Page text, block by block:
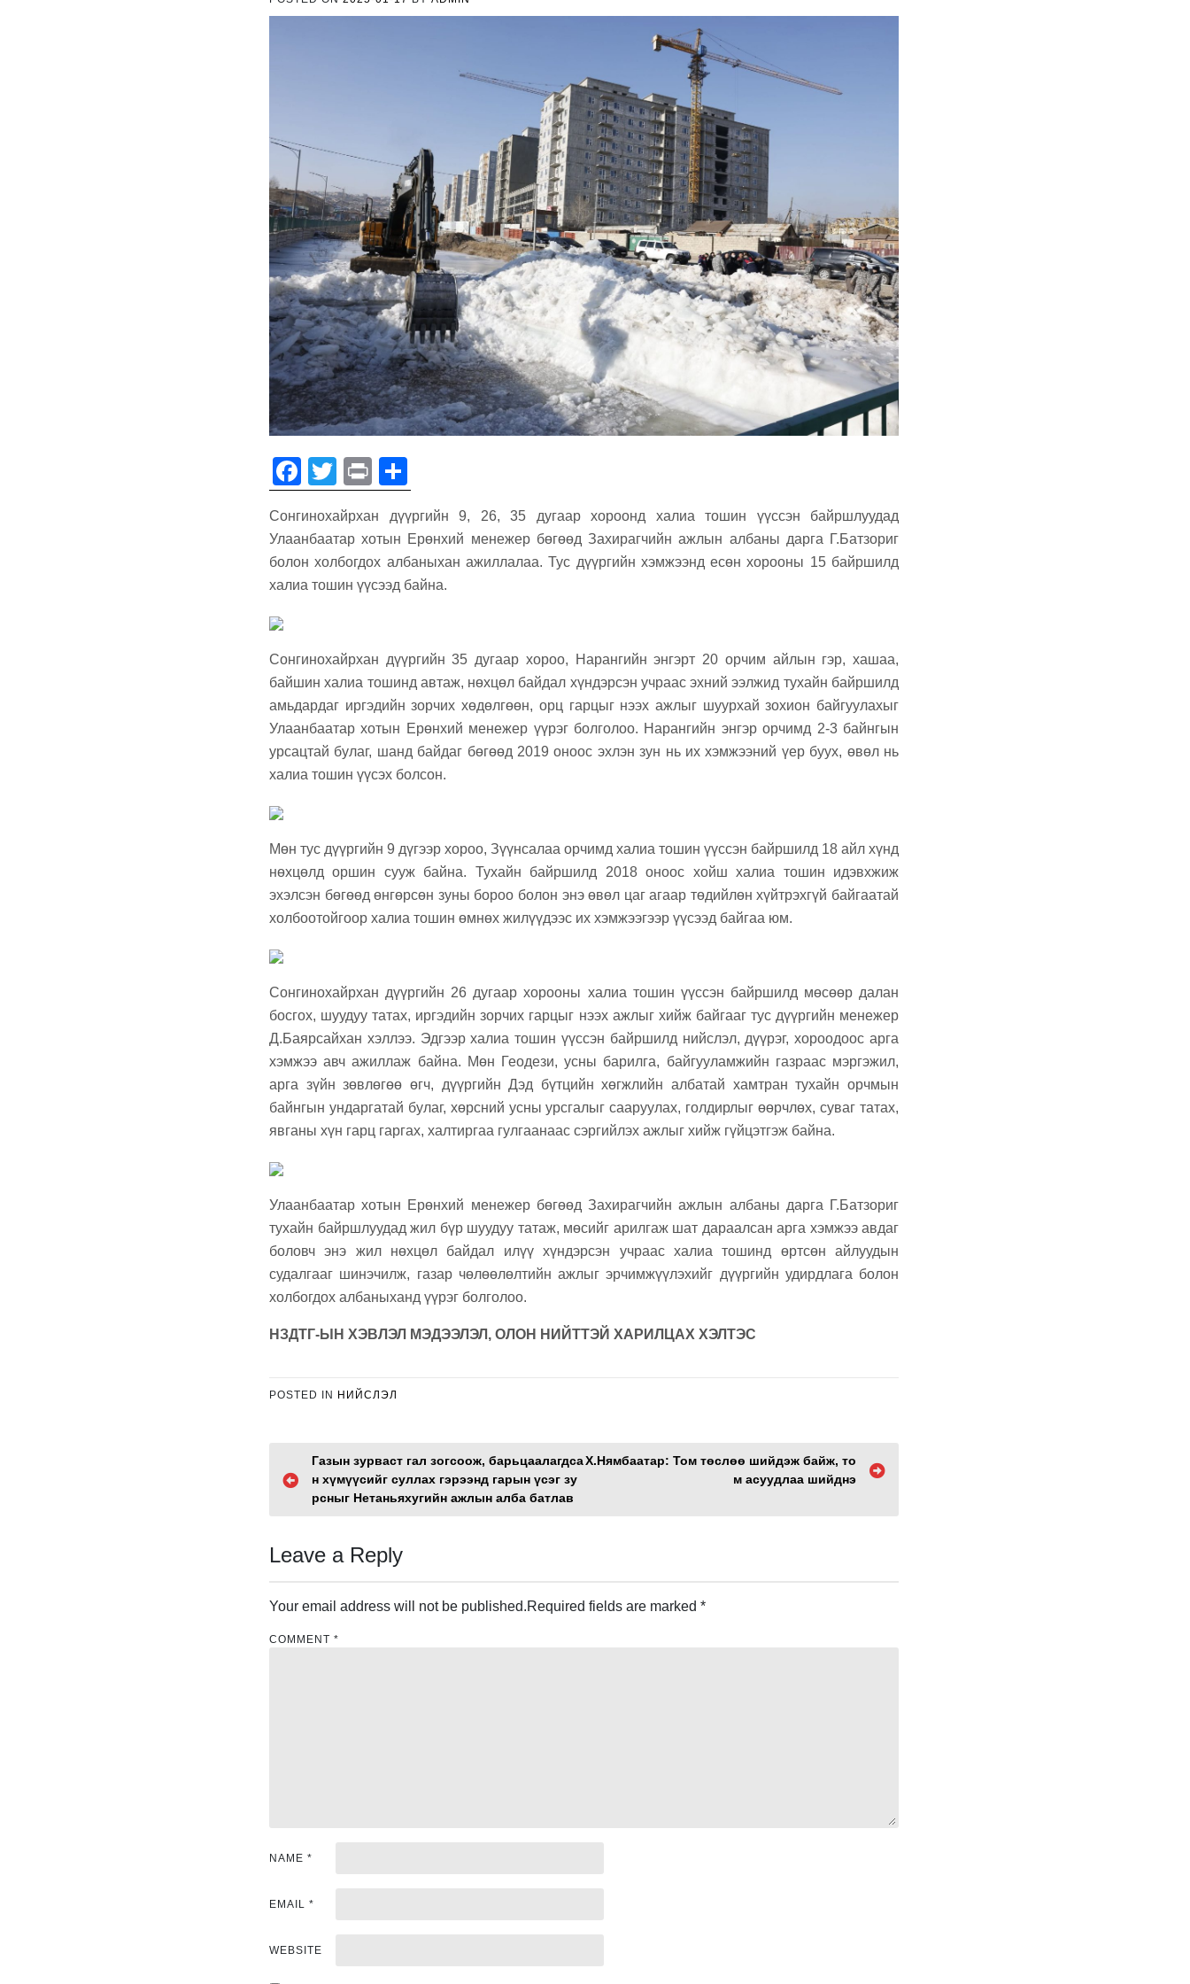
F
a
c
e
b
k
T
wi
tt
er
Pr
in
t
h
ar
e
Сонгинохайрхан дүүргийн 9, 26, 35 дугаар хороонд халиа тошин үүссэн байршлуудад
Улаанбаатар хотын Ерөнхий менежер бөгөөд Захирагчийн ажлын албаны дарга Г.Батзориг
болон холбогдох албаныхан ажиллалаа. Тус дүүргийн хэмжээнд есөн хорооны 15 байршилд
халиа тошин үүсээд байна.
Сонгинохайрхан дүүргийн 35 дугаар хороо, Нарангийн энгэрт 20 орчим айлын гэр, хашаа,
байшин халиа тошинд автаж, нөхцөл байдал хүндэрсэн учраас эхний ээлжид тухайн байршилд
амьдардаг иргэдийн зорчих хөдөлгөөн, орц гарцыг нээх ажлыг шуурхай зохион байгуулахыг
Улаанбаатар хотын Ерөнхий менежер үүрэг болголоо. Нарангийн энгэр орчимд 2-3 байнгын
урсацтай булаг, шанд байдаг бөгөөд 2019 оноос эхлэн зун нь их хэмжээний үер буух, өвөл нь
халиа тошин үүсэх болсон.
Мөн тус дүүргийн 9 дүгээр хороо, Зүүнсалаа орчимд халиа тошин үүссэн байршилд 18 айл хүнд
нөхцөлд оршин сууж байна. Тухайн байршилд 2018 оноос хойш халиа тошин идэвхжиж
эхэлсэн бөгөөд өнгөрсөн зуны бороо болон энэ өвөл цаг агаар төдийлөн хүйтрэхгүй байгаатай
холбоотойгоор халиа тошин өмнөх жилүүдээс их хэмжээгээр үүсээд байгаа юм.
Сонгинохайрхан дүүргийн 26 дугаар хорооны халиа тошин үүссэн байршилд мөсөөр далан
босгох, шуудуу татах, иргэдийн зорчих гарцыг нээх ажлыг хийж байгааг тус дүүргийн менежер
Д.Баярсайхан хэллээ. Эдгээр халиа тошин үүссэн байршилд нийслэл, дүүрэг, хороодоос арга
хэмжээ авч ажиллаж байна. Мөн Геодези, усны барилга, байгууламжийн газраас мэргэжил,
арга зүйн зөвлөгөө өгч, дүүргийн Дэд бүтцийн хөгжлийн албатай хамтран тухайн орчмын
байнгын ундаргатай булаг, хөрсний усны урсгалыг сааруулах, голдирлыг өөрчлөх, суваг татах,
явганы хүн гарц гаргах, халтиргаа гулгаанаас сэргийлэх ажлыг хийж гүйцэтгэж байна.
Улаанбаатар хотын Ерөнхий менежер бөгөөд Захирагчийн ажлын албаны дарга Г.Батзориг
тухайн байршлуудад жил бүр шуудуу татаж, мөсийг арилгаж шат дараалсан арга хэмжээ авдаг
боловч энэ жил нөхцөл байдал илүү хүндэрсэн учраас халиа тошинд өртсөн айлуудын
судалгааг шинэчилж, газар чөлөөлөлтийн ажлыг эрчимжүүлэхийг дүүргийн удирдлага болон
холбогдох албаныханд үүрэг болголоо.
НЗДТГ-ЫН ХЭВЛЭЛ МЭДЭЭЛЭЛ, ОЛОН НИЙТТЭЙ ХАРИЛЦАХ ХЭЛТЭС
POSTED IN НИЙСЛЭЛ
P
t
n
a
o
n
Газын зурваст гал зогсоож, барьцаалагдса
н хүмүүсийг суллах гэрээнд гарын үсэг зу
рсныг Нетаньяхугийн ажлын алба батлав
Х.Нямбаатар: Том төслөө шийдэж байж, то
м асуудлаа шийднэ
Leave a Reply
Your email address will not be published.Required fields are marked *
COMMENT *
NAME *
EMAIL *
WEBSITE